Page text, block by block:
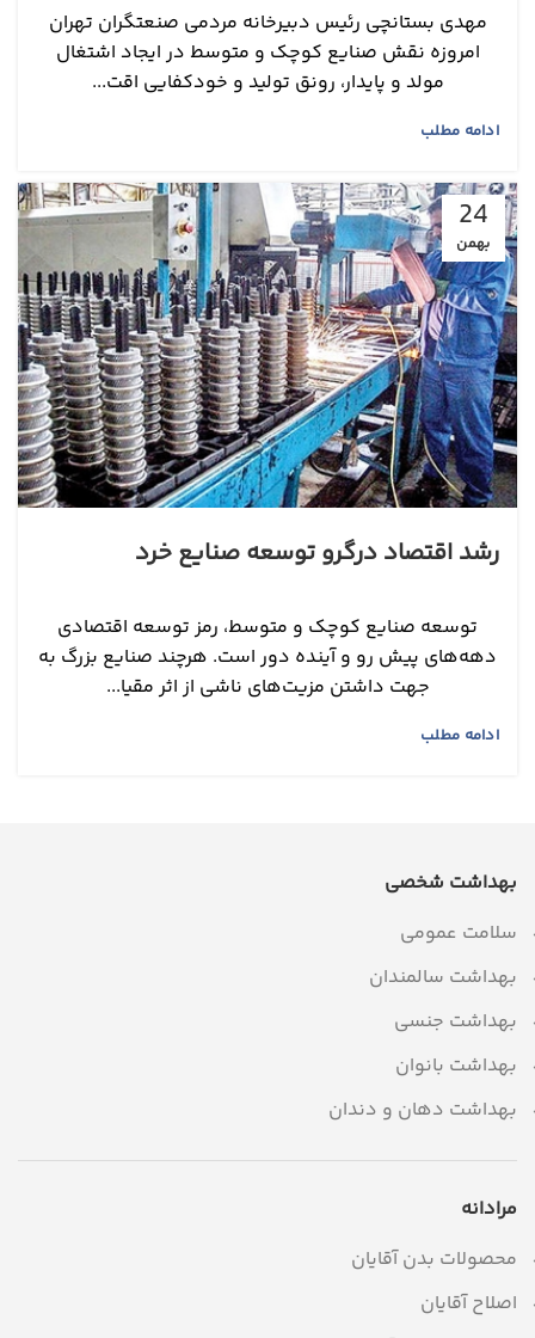
مهدی بستانچی رئیس دبیرخانه مردمی ‌صنعتگران تهران
امروزه نقش صنایع کوچک و متوسط در ایجاد اشتغال
مولد و پایدار، رونق تولید و خودکفایی اقت...
ادامه مطلب
24
بهمن
رشد اقتصاد درگرو توسعه صنایع خرد
توسعه صنایع کوچک و متوسط، رمز توسعه اقتصادی
دهه‌‌‌های پیش رو و آینده دور است. هرچند صنایع بزرگ به
جهت داشتن مزیت‌‌‌های ناشی از اثر مقیا...
ادامه مطلب
بهداشت شخصی
سلامت عمومی
بهداشت سالمندان
بهداشت جنسی
بهداشت بانوان
بهداشت دهان و دندان
مرادانه
محصولات بدن آقایان
اصلاح آقایان